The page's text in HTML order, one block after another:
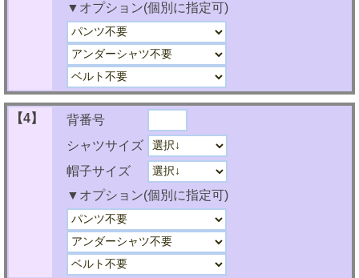
▼オプション(個別に指定可)
【4】
背番号
シャツサイズ
帽子サイズ
▼オプション(個別に指定可)